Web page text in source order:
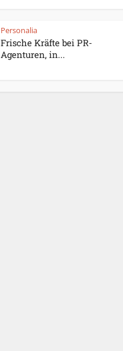
Personalia
Frische Kräfte bei PR-
Agenturen, in...